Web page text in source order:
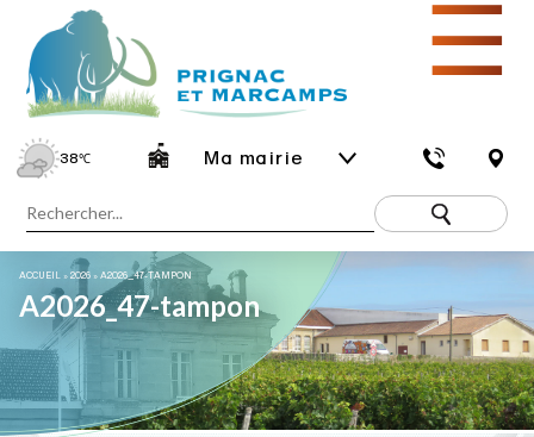
38℃ Ma mairie
☰
ACCUEIL »2026 »A2026_47-TAMPON
A2026_47-tampon